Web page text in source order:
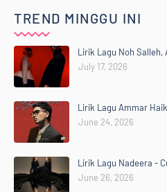
TREND MINGGU INI
Lirik Lagu Noh Salleh,
July 17, 2026
Lirik Lagu Ammar
June 24, 2026
Lirik Lagu Nadeera -
June 26, 2026